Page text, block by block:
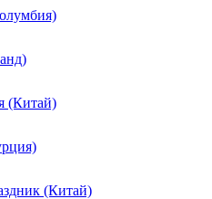
(Китай)
(Китай)